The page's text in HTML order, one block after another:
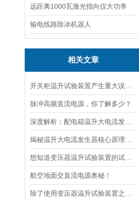
远距离1000瓦激光指向仪大功率
输电线路除冰机器人
相关文章
脉冲高频直流电源，你了解多少？
航空地面交直流电源奥秘！